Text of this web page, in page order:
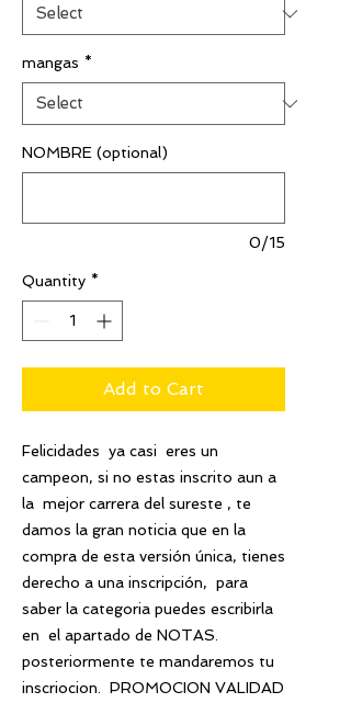
mangas *
NOMBRE (optional)
0/15
Quantity *
Add to Cart
Felicidades ya casi eres un
campeon, si no estas inscrito aun a
la mejor carrera del sureste , te
damos la gran noticia que en la
compra de esta versión única, tienes
derecho a una inscripción, para
saber la categoria puedes escribirla
en el apartado de NOTAS.
posteriormente te mandaremos tu
inscriocion. PROMOCION VALIDAD